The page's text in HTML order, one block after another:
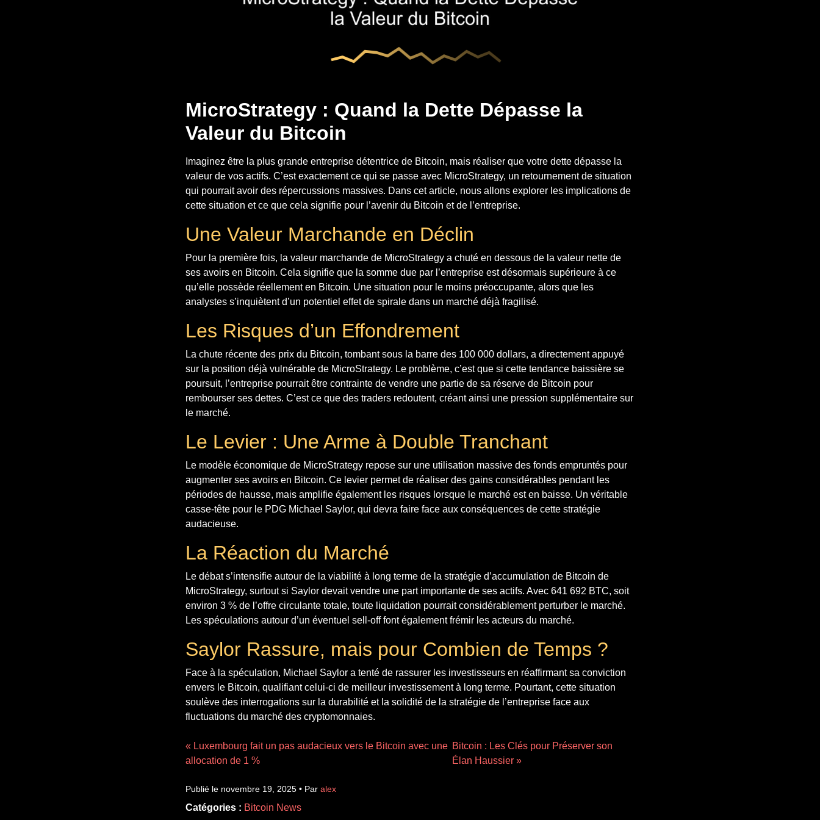
MicroStrategy : Quand la Dette Dépasse la
Valeur du Bitcoin
Imaginez être la plus grande entreprise détentrice de Bitcoin, mais réaliser que votre dette dépasse la
valeur de vos actifs. C’est exactement ce qui se passe avec MicroStrategy, un retournement de situation
qui pourrait avoir des répercussions massives. Dans cet article, nous allons explorer les implications de
cette situation et ce que cela signifie pour l’avenir du Bitcoin et de l’entreprise.
Une Valeur Marchande en Déclin
Pour la première fois, la valeur marchande de MicroStrategy a chuté en dessous de la valeur nette de
ses avoirs en Bitcoin. Cela signifie que la somme due par l’entreprise est désormais supérieure à ce
qu’elle possède réellement en Bitcoin. Une situation pour le moins préoccupante, alors que les
analystes s’inquiètent d’un potentiel effet de spirale dans un marché déjà fragilisé.
Les Risques d’un Effondrement
La chute récente des prix du Bitcoin, tombant sous la barre des 100 000 dollars, a directement appuyé
sur la position déjà vulnérable de MicroStrategy. Le problème, c’est que si cette tendance baissière se
poursuit, l’entreprise pourrait être contrainte de vendre une partie de sa réserve de Bitcoin pour
rembourser ses dettes. C’est ce que des traders redoutent, créant ainsi une pression supplémentaire sur
le marché.
Le Levier : Une Arme à Double Tranchant
Le modèle économique de MicroStrategy repose sur une utilisation massive des fonds empruntés pour
augmenter ses avoirs en Bitcoin. Ce levier permet de réaliser des gains considérables pendant les
périodes de hausse, mais amplifie également les risques lorsque le marché est en baisse. Un véritable
casse-tête pour le PDG Michael Saylor, qui devra faire face aux conséquences de cette stratégie
audacieuse.
La Réaction du Marché
Le débat s’intensifie autour de la viabilité à long terme de la stratégie d’accumulation de Bitcoin de
MicroStrategy, surtout si Saylor devait vendre une part importante de ses actifs. Avec 641 692 BTC, soit
environ 3 % de l’offre circulante totale, toute liquidation pourrait considérablement perturber le marché.
Les spéculations autour d’un éventuel sell-off font également frémir les acteurs du marché.
Saylor Rassure, mais pour Combien de Temps ?
Face à la spéculation, Michael Saylor a tenté de rassurer les investisseurs en réaffirmant sa conviction
envers le Bitcoin, qualifiant celui-ci de meilleur investissement à long terme. Pourtant, cette situation
soulève des interrogations sur la durabilité et la solidité de la stratégie de l’entreprise face aux
fluctuations du marché des cryptomonnaies.
« Luxembourg fait un pas audacieux vers le Bitcoin avec une
allocation de 1 %
Bitcoin : Les Clés pour Préserver son
Élan Haussier »
Publié le novembre 19, 2025 • Par alex
Catégories : Bitcoin News